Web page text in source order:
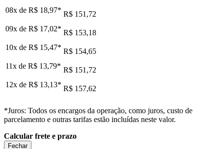
08x de R$ 18,97* R$ 151,72
09x de R$ 17,02* R$ 153,18
10x de R$ 15,47* R$ 154,65
11x de R$ 13,79* R$ 151,72
12x de R$ 13,13* R$ 157,62
*Juros: Todos os encargos da operação, como juros, custo de
parcelamento e outras tarifas estão incluídas neste valor.
Calcular frete e prazo
Fechar